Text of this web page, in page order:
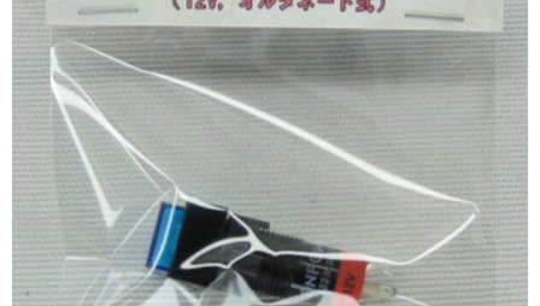
電源
スイッチ
アーケードスイッチ
カーライト
バルブ